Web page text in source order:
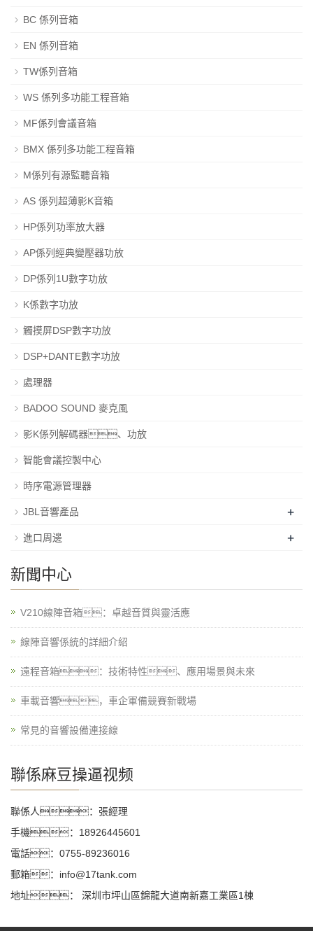
BC 係列音箱
EN 係列音箱
TW係列音箱
WS 係列多功能工程音箱
MF係列會議音箱
BMX 係列多功能工程音箱
M係列有源監聽音箱
AS 係列超薄影K音箱
HP係列功率放大器
AP係列經典變壓器功放
DP係列1U數字功放
K係數字功放
觸摸屏DSP數字功放
DSP+DANTE數字功放
處理器
BADOO SOUND 麥克風
影K係列解碼器、功放
智能會議控製中心
時序電源管理器
JBL音響產品 +
進口周邊 +
新聞中心
V210線陣音箱：卓越音質與靈活應
線陣音響係統的詳細介紹
遠程音箱：技術特性、應用場景與未來
車載音響，車企軍備競賽新戰場
常見的音響設備連接線
聯係麻豆操逼视频
聯係人：張經理
手機：18926445601
電話：0755-89236016
郵箱：info@17tank.com
地址： 深圳市坪山區錦龍大道南新嘉工業區1棟